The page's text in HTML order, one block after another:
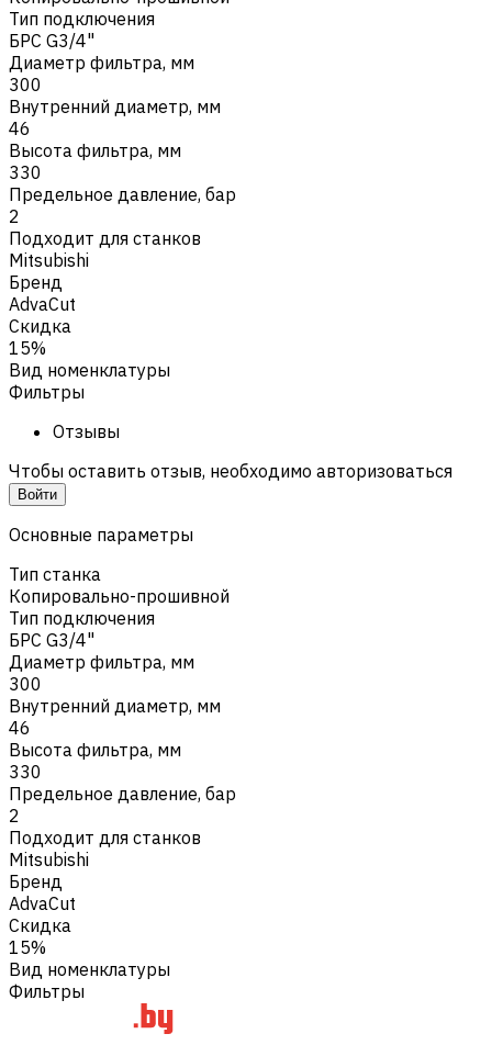
Тип подключения
БРС G3/4"
Диаметр фильтра, мм
300
Внутренний диаметр, мм
46
Высота фильтра, мм
330
Предельное давление, бар
2
Подходит для станков
Mitsubishi
Бренд
AdvaCut
Скидка
15%
Вид номенклатуры
Фильтры
Отзывы
Чтобы оставить отзыв, необходимо авторизоваться
Войти
Основные параметры
Тип станка
Копировально-прошивной
Тип подключения
БРС G3/4"
Диаметр фильтра, мм
300
Внутренний диаметр, мм
46
Высота фильтра, мм
330
Предельное давление, бар
2
Подходит для станков
Mitsubishi
Бренд
AdvaCut
Скидка
15%
Вид номенклатуры
Фильтры